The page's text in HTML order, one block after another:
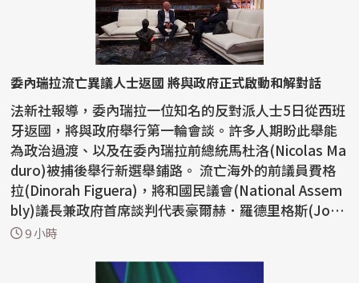
委內瑞拉流亡異議人士返國 將與政府正式啟動和解對話
法新社報導，委內瑞拉一位知名的反對派人士5日從西班
牙返國，將與政府舉行第一輪會談。許多人期盼此舉能
為政治過渡、以及在委內瑞拉前總統馬杜洛(Nicolas Ma
duro)被捕後舉行新選舉鋪路。 流亡海外的前議員費格
拉(Dinorah Figuera)，將和國民議會(National Assem
bly)議長兼政府首席談判代表豪爾赫．羅德里格斯(Jorg
e ...9 小時